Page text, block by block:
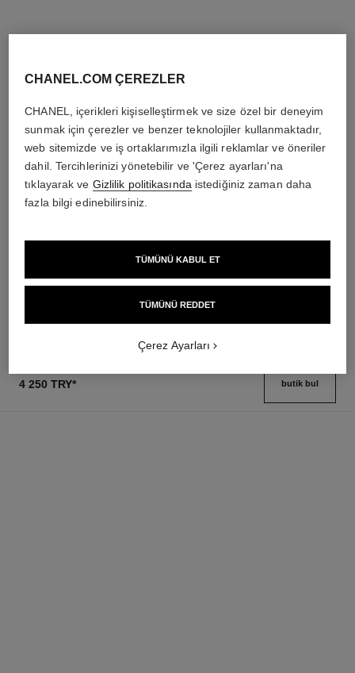
Besler – Yumuşatir – Aydinlatir
Ref. 133850
3 400 try*
Eau de Parfum Spray
Ref. 127460
en düşük fiyat
Detayları görüntüle
4 250 TRY* butik bul
CHANEL.COM ÇEREZLER
CHANEL, içerikleri kişiselleştirmek ve size özel bir deneyim
sunmak için çerezler ve benzer teknolojiler kullanmaktadır,
web sitemizde ve iş ortaklarımızla ilgili reklamlar ve öneriler
dahil. Tercihlerinizi yönetebilir ve 'Çerez ayarları'na
tıklayarak ve Gizlilik politikasında istediğiniz zaman daha
fazla bilgi edinebilirsiniz.
TÜMÜNÜ REDDET
TÜMÜNÜ KABUL ET
Çerez Ayarları